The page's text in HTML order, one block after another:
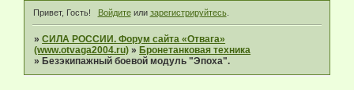
Привет, Гость! Войдитеили зарегистрируйтесь.
»СИЛА РОССИИ. Форум сайта «Отвага»
(www.otvaga2004.ru) » Бронетанковая техника
» Безэкипажный боевой модуль "Эпоха".